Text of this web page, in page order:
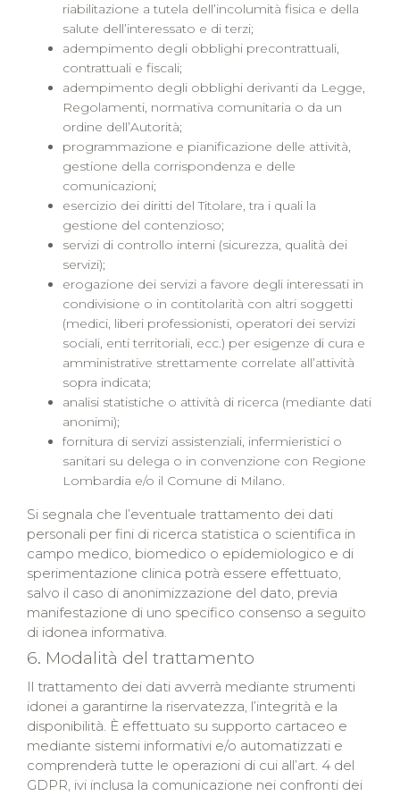
riabilitazione a tutela dell’incolumità fisica e della
salute dell’interessato e di terzi;
adempimento degli obblighi precontrattuali,
contrattuali e fiscali;
adempimento degli obblighi derivanti da Legge,
Regolamenti, normativa comunitaria o da un
ordine dell’Autorità;
programmazione e pianificazione delle attività,
gestione della corrispondenza e delle
comunicazioni;
esercizio dei diritti del Titolare, tra i quali la
gestione del contenzioso;
servizi di controllo interni (sicurezza, qualità dei
servizi);
erogazione dei servizi a favore degli interessati in
condivisione o in contitolarità con altri soggetti
(medici, liberi professionisti, operatori dei servizi
sociali, enti territoriali, ecc.) per esigenze di cura e
amministrative strettamente correlate all’attività
sopra indicata;
analisi statistiche o attività di ricerca (mediante dati
anonimi);
fornitura di servizi assistenziali, infermieristici o
sanitari su delega o in convenzione con Regione
Lombardia e/o il Comune di Milano.
Si segnala che l’eventuale trattamento dei dati
personali per fini di ricerca statistica o scientifica in
campo medico, biomedico o epidemiologico e di
sperimentazione clinica potrà essere effettuato,
salvo il caso di anonimizzazione del dato, previa
manifestazione di uno specifico consenso a seguito
di idonea informativa.
6. Modalità del trattamento
Il trattamento dei dati avverrà mediante strumenti
idonei a garantirne la riservatezza, l’integrità e la
disponibilità. È effettuato su supporto cartaceo e
mediante sistemi informativi e/o automatizzati e
comprenderà tutte le operazioni di cui all’art. 4 del
GDPR, ivi inclusa la comunicazione nei confronti dei